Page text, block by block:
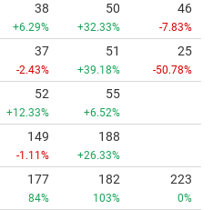
38
+6.29%
50
+32.33%
46
-7.83%
37
-2.43%
51
+39.18%
25
-50.78%
52
+12.33%
55
+6.52%
149
-1.11%
188
+26.33%
177
84%
182
103%
223
0%